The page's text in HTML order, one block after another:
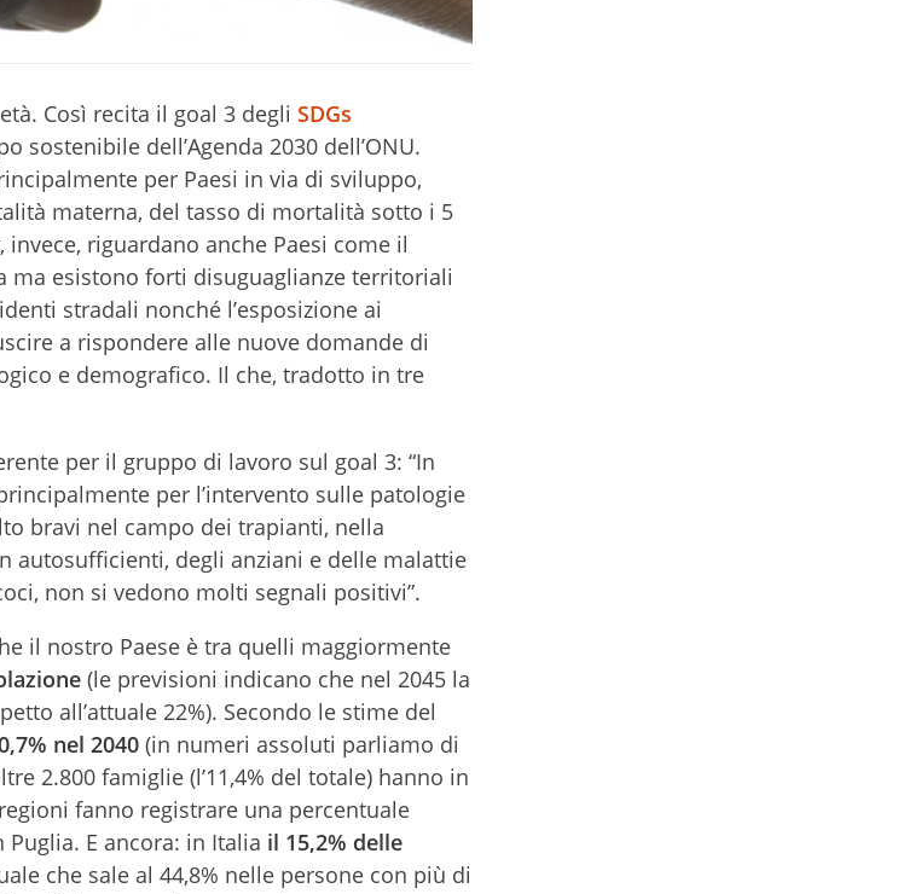
Così recita il goal 3 degli SDGs
sostenibile dell’Agenda 2030 dell’ONU.
per Paesi in via di sviluppo,
materna, del tasso di mortalità sotto i 5
riguardano anche Paesi come il
ma esistono forti disuguaglianze territoriali
stradali nonché l’esposizione ai
a rispondere alle nuove domande di
e demografico. Il che, tradotto in tre
per il gruppo di lavoro sul goal 3: “In
per l’intervento sulle patologie
bravi nel campo dei trapianti, nella
autosufficienti, degli anziani e delle malattie
non si vedono molti segnali positivi”.
il nostro Paese è tra quelli maggiormente
(le previsioni indicano che nel 2045 la
all’attuale 22%). Secondo le stime del
nel 2040 (in numeri assoluti parliamo di
2.800 famiglie (l’11,4% del totale) hanno in
fanno registrare una percentuale
E ancora: in Italia il 15,2% delle
che sale al 44,8% nelle persone con più di